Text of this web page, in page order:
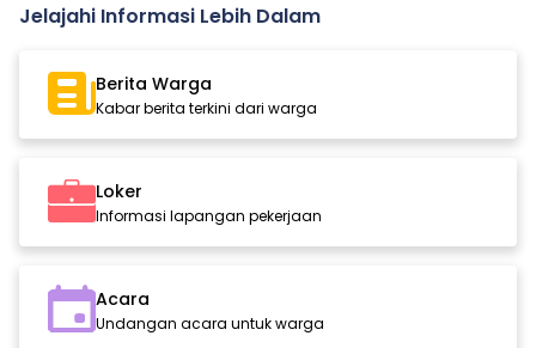
Jelajahi Informasi Lebih Dalam
Berita Warga
Kabar berita terkini dari warga
Loker
Informasi lapangan pekerjaan
Acara
Undangan acara untuk warga